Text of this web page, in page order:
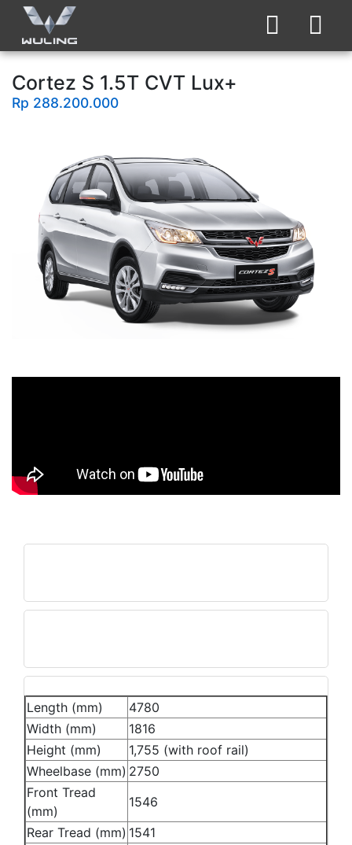
Cortez S 1.5T CVT Lux+
Rp 288.200.000
Length (mm)
4780
Width (mm)
1816
Height (mm)
1,755 (with roof rail)
Wheelbase (mm) 2750
Front Tread
(mm)
1546
Rear Tread (mm) 1541